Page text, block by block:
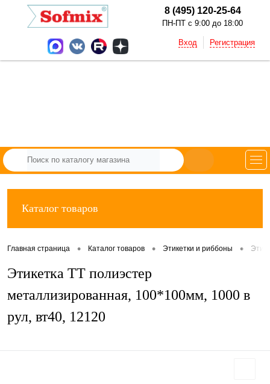
8 (495) 120-25-64
ПН-ПТ с 9:00 до 18:00
Вход Регистрация
Каталог товаров
Главная страница • Каталог товаров • Этикетки и риббоны •
Этикетка ТТ полиэстер
металлизированная, 100*100мм, 1000 в
рул, вт40, 12120